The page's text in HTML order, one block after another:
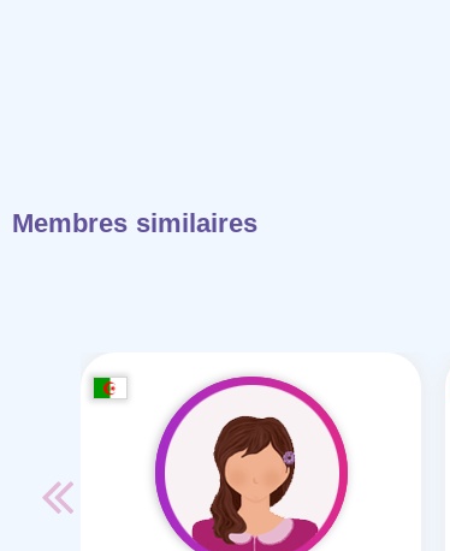
Membres similaires